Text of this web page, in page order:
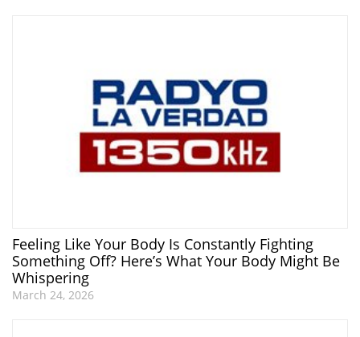
Feeling Like Your Body Is Constantly Fighting
Something Off? Here’s What Your Body Might Be
Whispering
March 24, 2026